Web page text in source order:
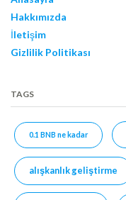
Hakkımızda
İletişim
Gizlilik Politikası
TAGS
0.1 BNB ne kadar
alışkanlık geliştirme